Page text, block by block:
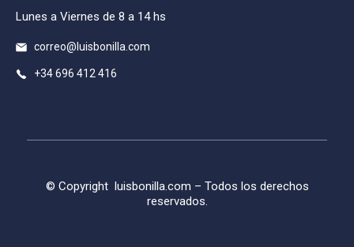
Lunes a Viernes de 8 a 14 hs
correo@luisbonilla.com
+34 696 412 416
© Copyright luisbonilla.com – Todos los derechos
reservados.